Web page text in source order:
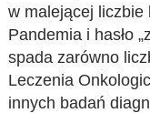
w malejącej liczbie
Pandemia i hasło
spada zarówno
Leczenia
innych badań